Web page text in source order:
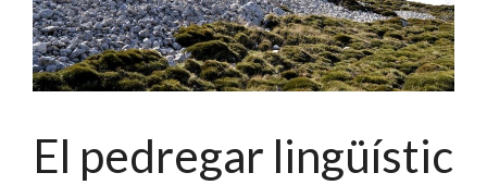
El pedregar lingüístic